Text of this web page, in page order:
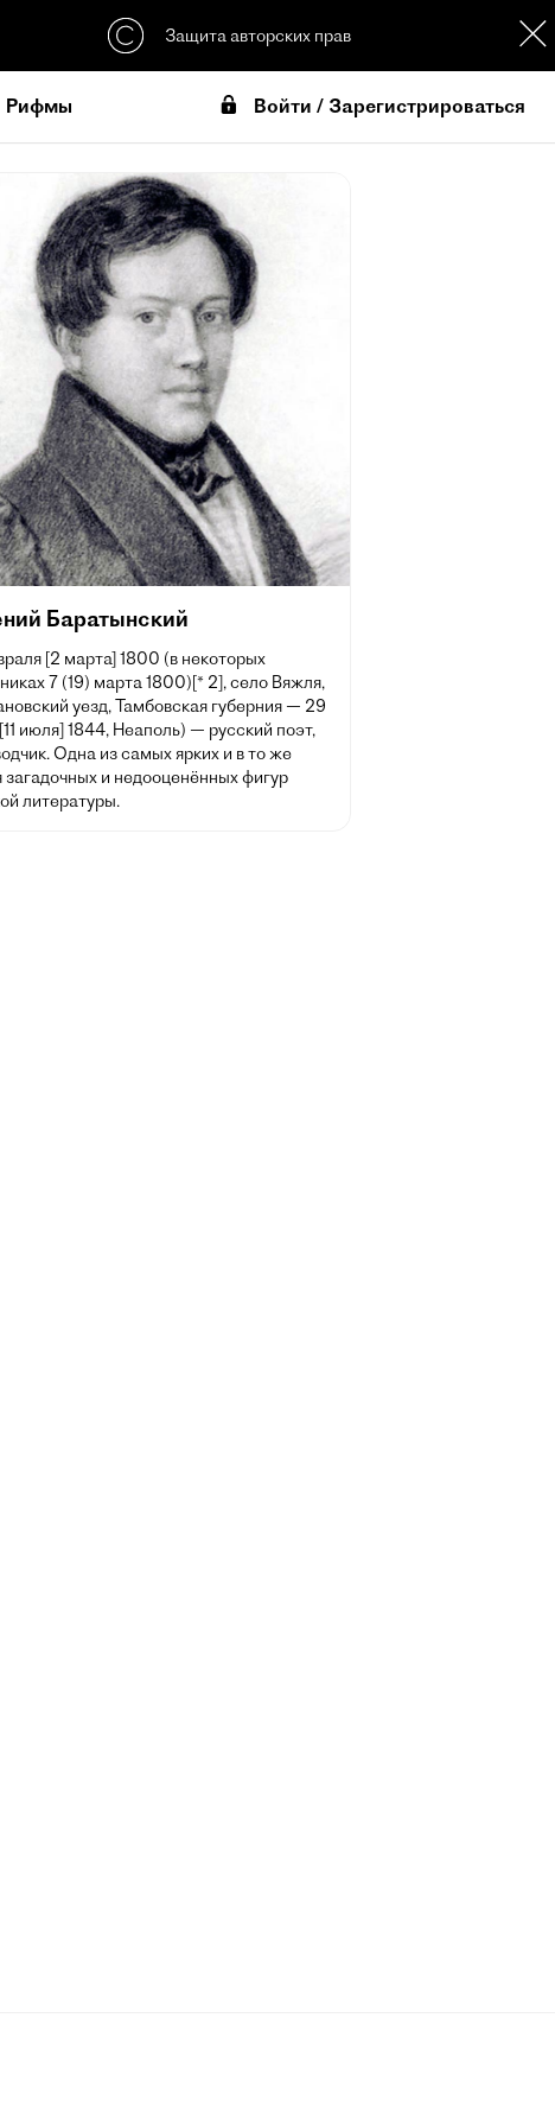
Защита авторских прав
Рифмы Войти / Зарегистрироваться
Баратынский
[2 марта] 1800 (в некоторых
7 (19) марта 1800)[* 2], село Вяжля,
уезд, Тамбовская губерния — 29
июля] 1844, Неаполь) — русский поэт,
Одна из самых ярких и в то же
загадочных и недооценённых фигур
литературы.